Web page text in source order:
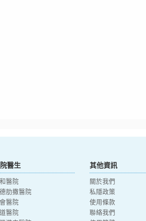
醫生
醫院
肋撒醫院
醫院
醫院
其他資訊
關於我們
私隱政策
使用條款
聯絡我們